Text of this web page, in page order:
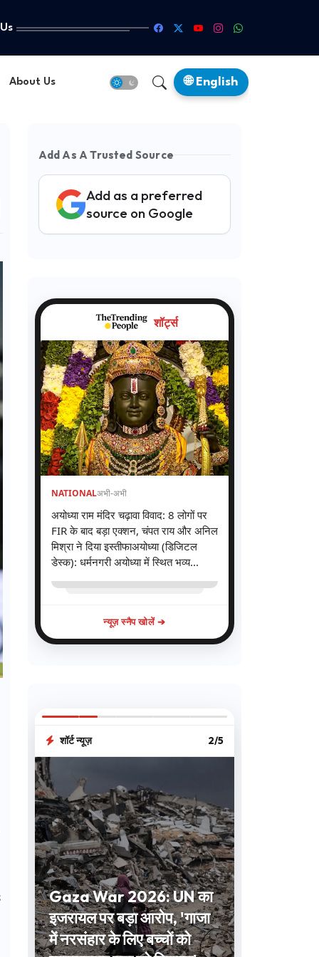
About Us 🌐 English
Add As A Trusted Source
Add as a preferred
source on Google
शॉर्ट्स
NATIONALअभी-अभी
अयोध्या राम मंदिर चढ़ावा विवाद: 8 लोगों पर
FIR के बाद बड़ा एक्शन, चंपत राय और अनिल
मिश्रा ने दिया इस्तीफाअयोध्या (डिजिटल
डेस्क): धर्मनगरी अयोध्या में स्थित भव्य...
न्यूज़ स्नैप खोलें ➔
शॉर्ट न्यूज़ 2/5
Gaza War 2026: UN का
इजरायल पर बड़ा आरोप, 'गाजा
में नरसंहार के लिए बच्चों को